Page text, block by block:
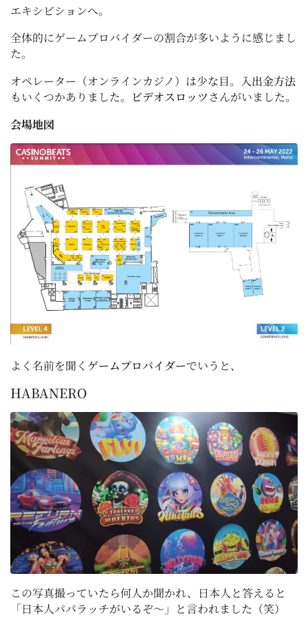
エキシビションへ。
全体的にゲームプロバイダーの割合が多いように感じまし
た。
オペレーター（オンラインカジノ）は少な目。 入出金方法
もいくつかありました。
ビデオスロッツさんがいました。
会場地図
よく名前を聞く ゲームプロバイダーでいうと、
HABANERO
この写真撮っていたら何人か聞かれ、日本人と答えると
「日本人パパラッチがいるぞ～」と言われました（笑）